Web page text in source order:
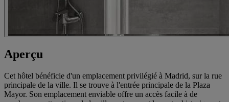
Aperçu
Cet hôtel bénéficie d'un emplacement privilégié à Madrid, sur la rue
principale de la ville. Il se trouve à l'entrée principale de la Plaza
Mayor. Son emplacement enviable offre un accès facile à de